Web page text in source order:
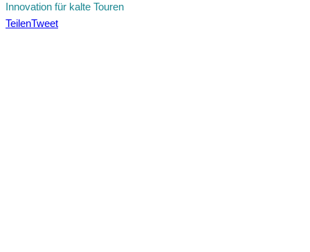
Innovation für kalte Touren
TeilenTweet